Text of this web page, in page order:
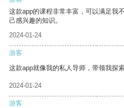
这款app的课程非常丰富，可以满足我
己感兴趣的知识。
2024-01-24
游客
这款app就像我的私人导师，带领我探
2024-01-24
游客